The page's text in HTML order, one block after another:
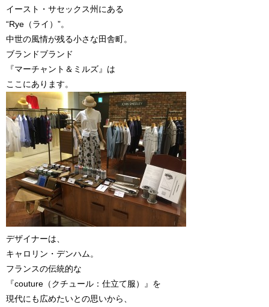
イースト・サセックス州にある
“Rye（ライ）”。
中世の風情が残る小さな田舎町。
ブランドブランド
『マーチャント＆ミルズ』は
ここにあります。
デザイナーは、
キャロリン・デンハム。
フランスの伝統的な
『couture（クチュール：仕立て服）』を
現代にも広めたいとの思いから、